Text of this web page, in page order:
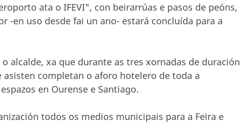
ata o IFEVI", con beirarrúas e pasos de peóns,
-en uso desde fai un ano- estará concluída para a
alcalde, xa que durante as tres xornadas de duración
asisten completan o aforo hotelero de toda a
en Ourense e Santiago.
todos os medios municipais para a Feira e